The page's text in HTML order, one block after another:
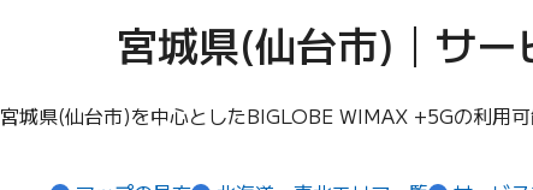
宮城県(仙台市)│サー
宮城県(仙台市)を中心としたBIGLOBE WIMAX +5Gの利用可